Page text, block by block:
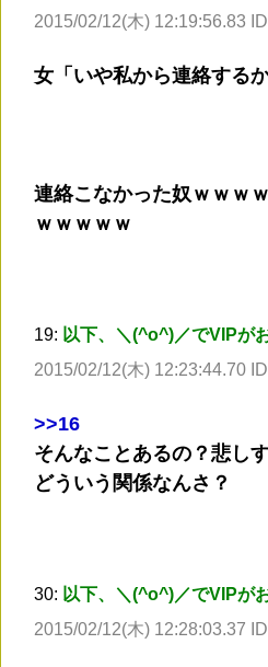
2015/02/12(木) 12:19:56.83
女「いや私から連絡する
連絡こなかった奴ｗｗｗ
ｗｗｗｗｗ
19: 以下、＼(^o^)／でVIPが
2015/02/12(木) 12:23:44.70
>>16
そんなことあるの？悲し
どういう関係なんさ？
30: 以下、＼(^o^)／でVIPが
2015/02/12(木) 12:28:03.37